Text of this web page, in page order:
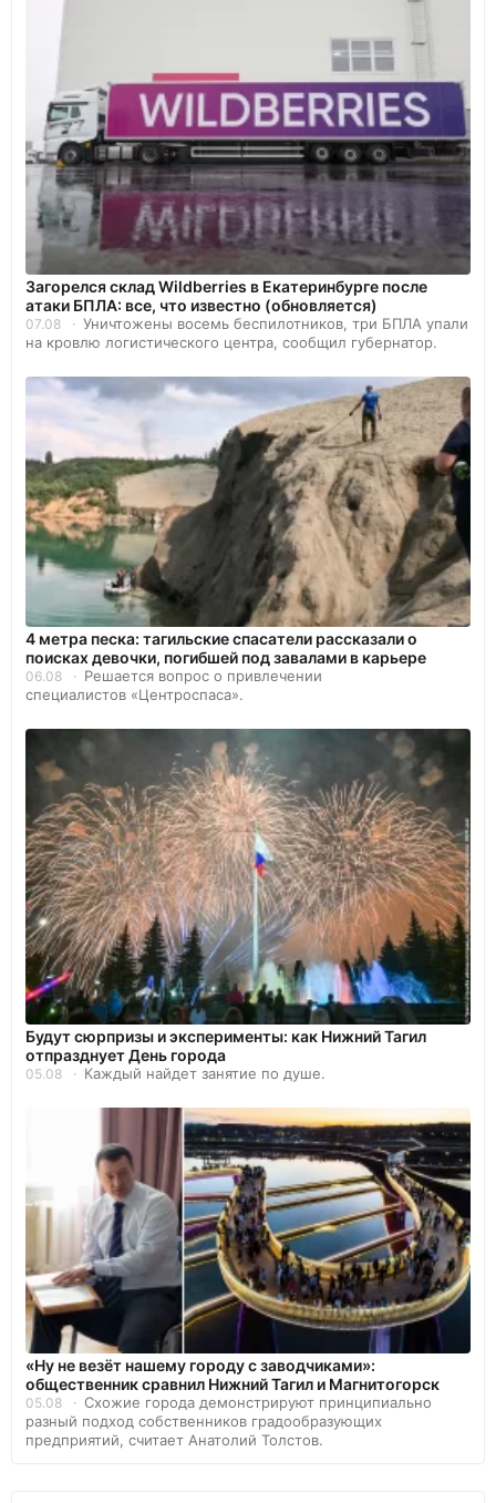
Загорелся склад Wildberries в Екатеринбурге после
атаки БПЛА: все, что известно (обновляется)
07.08
Уничтожены восемь беспилотников, три БПЛА упали
на кровлю логистического центра, сообщил губернатор.
4 метра песка: тагильские спасатели рассказали о
поисках девочки, погибшей под завалами в карьере
06.08
Решается вопрос о привлечении
специалистов «Центроспаса».
Будут сюрпризы и эксперименты: как Нижний Тагил
отпразднует День города
05.08 Каждый найдет занятие по душе.
«Ну не везёт нашему городу с заводчиками»:
общественник сравнил Нижний Тагил и Магнитогорск
05.08
Схожие города демонстрируют принципиально
разный подход собственников градообразующих
предприятий, считает Анатолий Толстов.